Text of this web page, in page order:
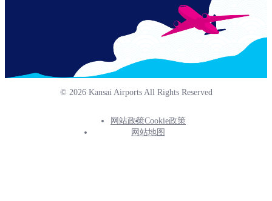
© 2026 Kansai Airports All Rights Reserved
Footer
网站政策Cookie政策
网站地图